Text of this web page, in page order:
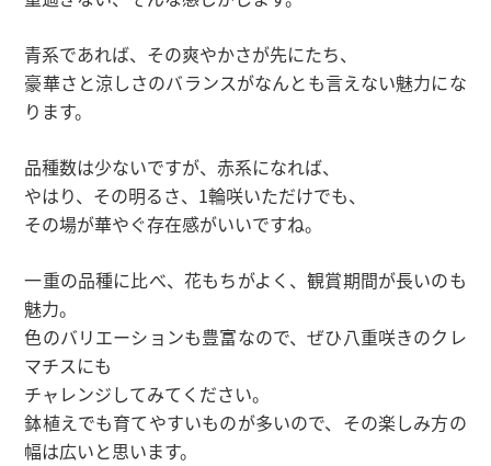
青系であれば、その爽やかさが先にたち、
豪華さと涼しさのバランスがなんとも言えない魅力にな
ります。
品種数は少ないですが、赤系になれば、
やはり、その明るさ、1輪咲いただけでも、
その場が華やぐ存在感がいいですね。
一重の品種に比べ、花もちがよく、観賞期間が長いのも
魅力。
色のバリエーションも豊富なので、ぜひ八重咲きのクレ
マチスにも
チャレンジしてみてください。
鉢植えでも育てやすいものが多いので、その楽しみ方の
幅は広いと思います。